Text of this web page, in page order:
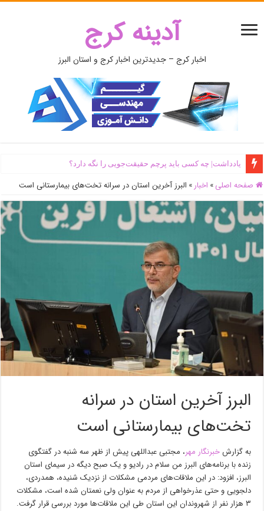
آدینه کرج
اخبار کرج – جدیدترین اخبار کرج و استان البرز
یادداشت| ‌چه کسی باید پرچم حقیقت‌جویی را نگه دارد؟
صفحه اصلی » اخبار » البرز آخرین استان در سرانه تخت‌های بیمارستانی است
البرز آخرین استان در سرانه
تخت‌های بیمارستانی است
به گزارشخبرنگار مهر، مجتبی عبداللهی پیش از ظهر سه شنبه در گفتگوی
زنده با برنامه‌های البرز من سلام در رادیو و یک صبحدیگهدر سیمای استان
البرز، افزود: در این ملاقات‌های مردمی مشکلات از نزدیک شنیده، همدردی،
دلجویی و حتی عذرخواهی از مردم به عنوان ولی نعمتان شده است، مشکلات
۳ هزار نفر از شهروندان این استان طی این ملاقات‌ها مورد بررسی قرار گرفت.